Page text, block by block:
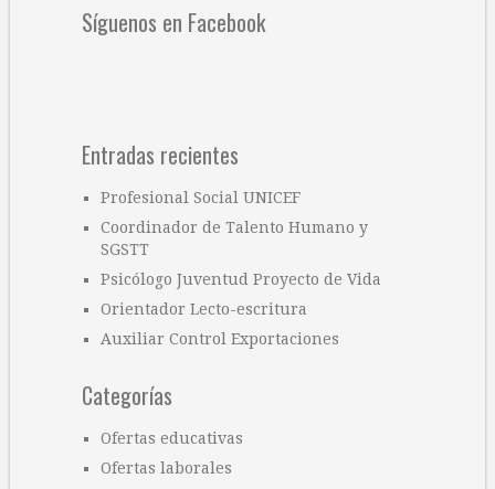
Síguenos en Facebook
Entradas recientes
Profesional Social UNICEF
Coordinador de Talento Humano y
SGSTT
Psicólogo Juventud Proyecto de Vida
Orientador Lecto-escritura
Auxiliar Control Exportaciones
Categorías
Ofertas educativas
Ofertas laborales